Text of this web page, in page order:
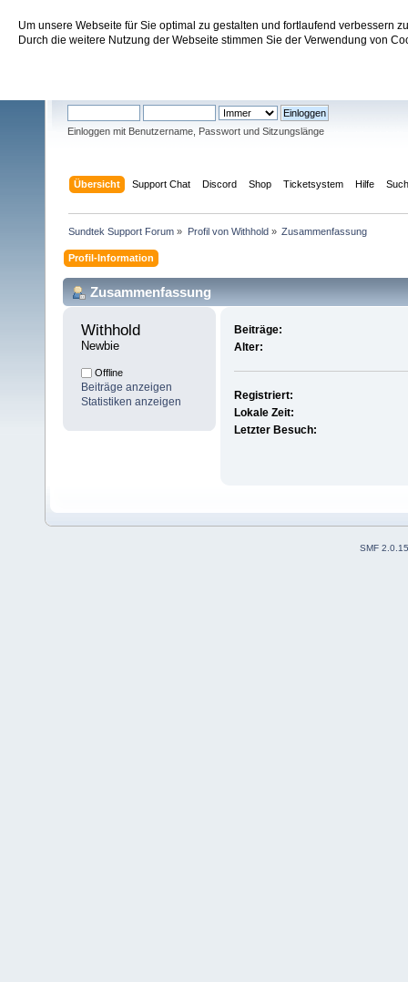
Um unsere Webseite für Sie optimal zu gestalten und fortlaufend verbessern
Durch die weitere Nutzung der Webseite stimmen Sie der Verwendung von
Sundtek Support Forum
Einloggen mit Benutzername, Passwort und Sitzungslänge
Übersicht Support Chat Discord Shop Ticketsystem Hilfe
Sundtek Support Forum » Profil von Withhold» Zusammenfassung
Profil-Information
Zusammenfassung
Withhold
Newbie
Offline
Beiträge anzeigen
Statistiken anzeigen
Beiträge:
Alter:
Registriert:
Lokale Zeit:
Letzter Besuch:
SMF 2.0.15